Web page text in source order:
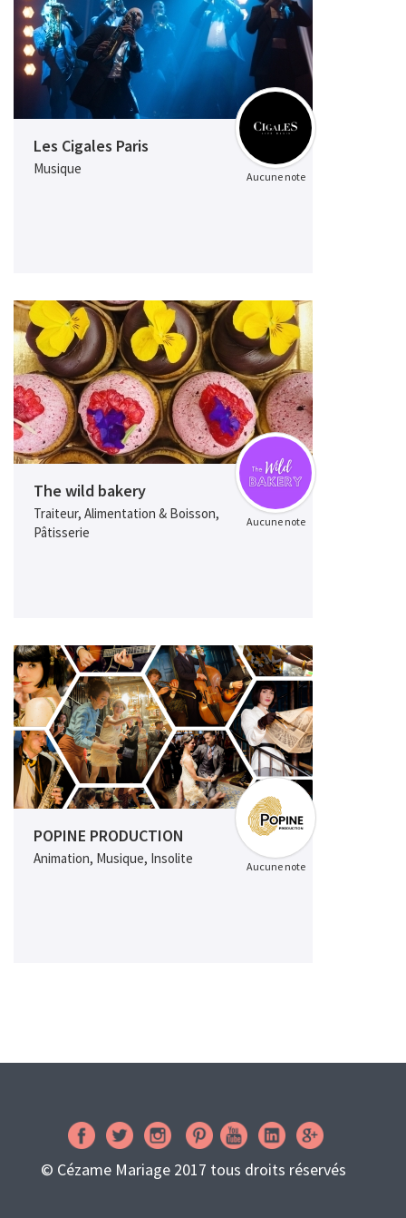
Les Cigales Paris
Musique Aucune note
The wild bakery
Traiteur, Alimentation & Boisson,
Pâtisserie
Aucune note
POPINE PRODUCTION
Animation, Musique, Insolite Aucune note
© Cézame Mariage 2017 tous droits réservés